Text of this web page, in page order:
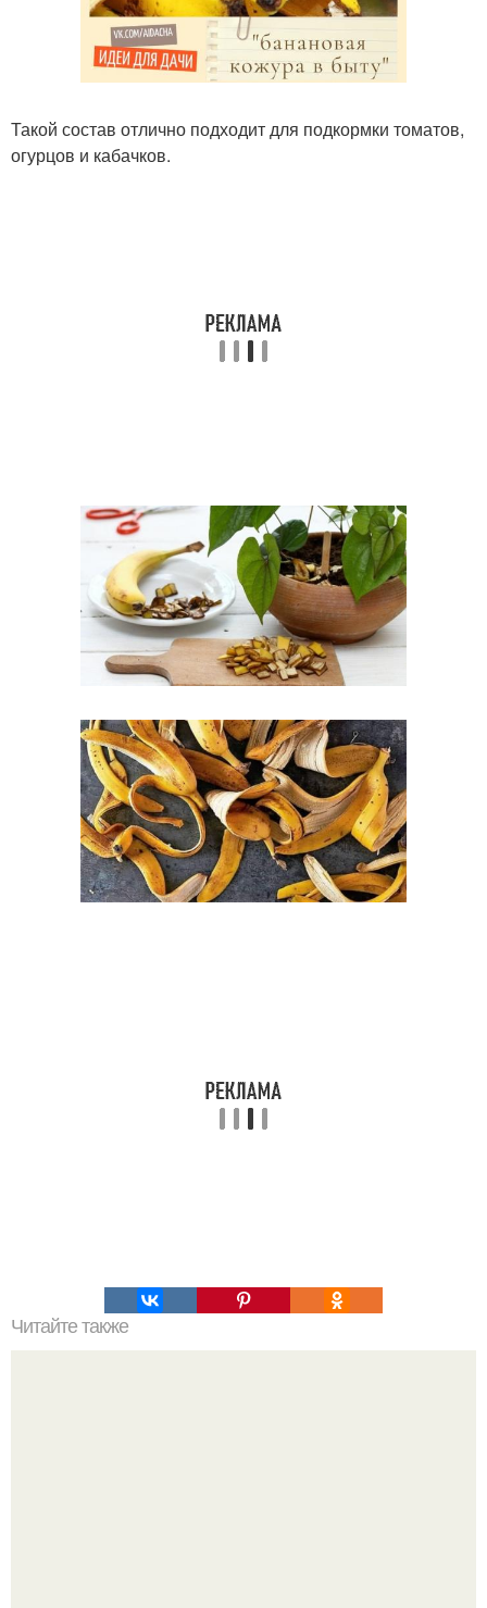
Такой состав отлично подходит для подкормки томатов,
огурцов и кабачков.
Читайте также